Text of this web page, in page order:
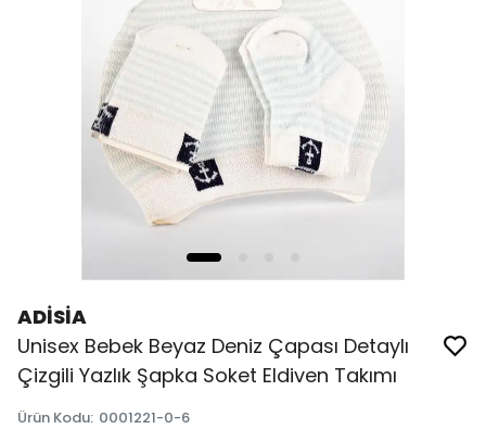
ADİSİA
Unisex Bebek Beyaz Deniz Çapası Detaylı
Çizgili Yazlık Şapka Soket Eldiven Takımı
Ürün Kodu: 0001221-0-6